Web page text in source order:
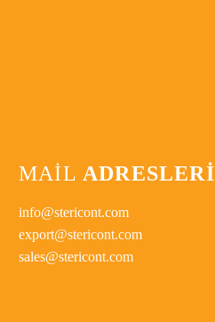
MAİL ADRESLERİ
info@stericont.com
export@stericont.com
sales@stericont.com